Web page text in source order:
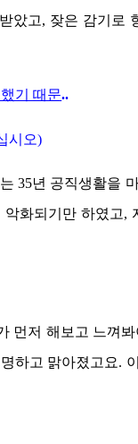
았고, 잦은 감기로
기 때문..
시오)
35년 공직생활을
화되기만 하였고,
먼저 해보고 느껴
하고 맑아졌고요.